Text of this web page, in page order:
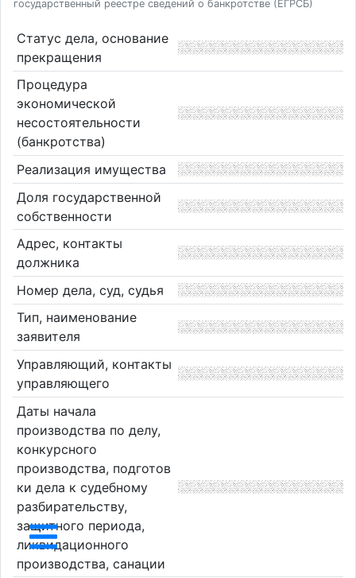
государственный реестре сведений о банкротстве (ЕГРСБ)
Статус дела, основание
прекращения
Процедура
экономической
несостоятельности
(банкротства)
Реализация имущества
Доля государственной
собственности
Адрес, контакты
должника
Номер дела, суд, судья
Тип, наименование
заявителя
Управляющий, контакты
управляющего
Даты начала
производства по делу,
конкурсного
производства, подготов
ки дела к судебному
разбирательству,
защитного периода,
ликвидационного
производства, санации